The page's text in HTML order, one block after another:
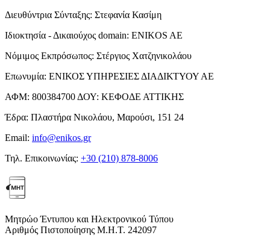
Διευθύντρια Σύνταξης: Στεφανία Κασίμη
Ιδιοκτησία - Δικαιούχος domain: ENIKOS AE
Νόμιμος Εκπρόσωπος: Στέργιος Χατζηνικολάου
Επωνυμία: ΕΝΙΚΟΣ ΥΠΗΡΕΣΙΕΣ ΔΙΑΔΙΚΤΥΟΥ ΑΕ
ΑΦΜ: 800384700 ΔΟΥ: ΚΕΦΟΔΕ ΑΤΤΙΚΗΣ
Έδρα: Πλαστήρα Νικολάου, Μαρούσι, 151 24
Email: info@enikos.gr
Τηλ. Επικοινωνίας: +30 (210) 878-8006
Μητρώο Έντυπου και Ηλεκτρονικού Τύπου
Αριθμός Πιστοποίησης Μ.Η.Τ. 242097